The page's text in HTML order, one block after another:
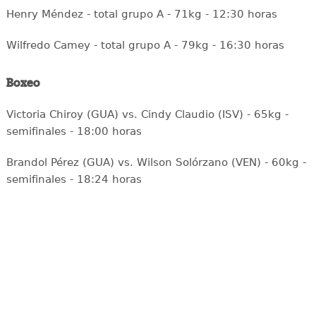
Henry Méndez - total grupo A - 71kg - 12:30 horas
Wilfredo Camey - total grupo A - 79kg - 16:30 horas
Boxeo
Victoria Chiroy (GUA) vs. Cindy Claudio (ISV) - 65kg -
semifinales - 18:00 horas
Brandol Pérez (GUA) vs. Wilson Solórzano (VEN) - 60kg -
semifinales - 18:24 horas